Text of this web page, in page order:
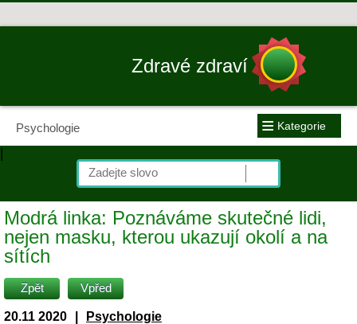
Zdravé zdraví
Psychologie ≡ Kategorie
|
Modrá linka: Poznáváme skutečné lidi,
nejen masku, kterou ukazují okolí a na
sítích
Zpět Vpřed
20.11 2020 Psychologie